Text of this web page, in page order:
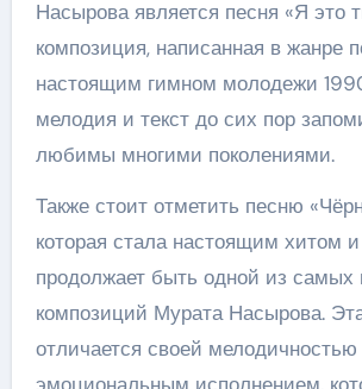
Насырова является песня «Я это
композиция, написанная в жанре
настоящим гимном молодежи
мелодия и текст до сих пор
любимы многими поколениями.
Также стоит отметить песню
которая стала настоящим хитом и
продолжает быть одной из самых
композиций Мурата Насырова.
отличается своей мелодичностью
эмоциональным исполнением,